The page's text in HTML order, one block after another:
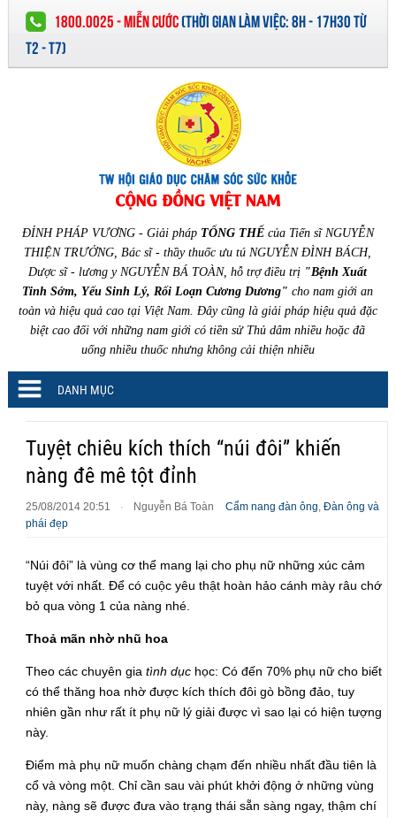
1800.0025 - MIỄN CƯỚC(THỜI GIAN LÀM VIỆC:8H - 17H30 TỪ
T2 - T7)
ĐỈNH PHÁP VƯƠNG - Giải pháp TỔNG THỂcủa Tiến sĩ NGUYỄN
THIỆN TRƯỞNG, Bác sĩ - thầy thuốc ưu tú NGUYỄN ĐÌNH BÁCH,
Dược sĩ - lương y NGUYỄN BÁ TOÀN, hỗ trợ điều trị "Bệnh Xuất
Tinh Sớm, Yếu Sinh Lý, Rối Loạn Cương Dương" cho nam giới an
toàn và hiệu quả cao tại Việt Nam. Đây cũng là giải pháp hiệu quả đặc
biệt cao đối với những nam giới có tiền sử Thủ dâm nhiều hoặc đã
uống nhiều thuốc nhưng không cải thiện nhiều
DANH MỤC
Tuyệt chiêu kích thích “núi đôi” khiến
nàng đê mê tột đỉnh
25/08/2014 20:51 · Nguyễn Bá Toàn Cẩm nang đàn ông,Đàn ông và
phái đẹp
“Núi đôi” là vùng cơ thể mang lại cho phụ nữ những xúc cảm
tuyệt với nhất. Để có cuộc yêu thật hoàn hảo cánh mày râu chớ
bỏ qua vòng 1 của nàng nhé.
Thoả mãn nhờ nhũ hoa
Theo các chuyên giatình dục học: Có đến 70% phụ nữ cho biết
có thể thăng hoa nhờ được kích thích đôi gò bồng đảo, tuy
nhiên gần như rất ít phụ nữ lý giải được vì sao lại có hiện tượng
này.
Điểm mà phụ nữ muốn chàng chạm đến nhiều nhất đầu tiên là
cổ và vòng một. Chỉ cần sau vài phút khởi động ở những vùng
này, nàng sẽ được đưa vào trạng thái sẵn sàng ngay, thậm chí